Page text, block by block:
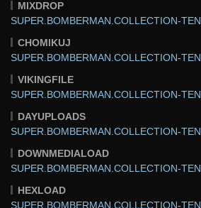
MIXDROP
SUPER.BOMBERMAN.COLLECTION-
CHOMIKUJ
SUPER.BOMBERMAN.COLLECTION-
VIKINGFILE
SUPER.BOMBERMAN.COLLECTION-
DAYUPLOADS
SUPER.BOMBERMAN.COLLECTION-
DOWNMEDIALOAD
SUPER.BOMBERMAN.COLLECTION-
HEXLOAD
SUPER.BOMBERMAN.COLLECTION-